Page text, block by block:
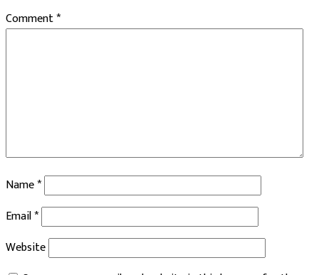
Comment*
Name*
Email*
Website